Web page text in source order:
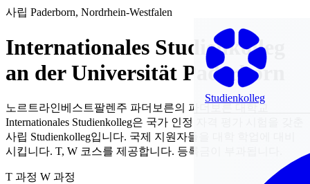
Studienkolleg
사립 Paderborn, Nordrhein-Westfalen
Internationales Studienkolleg
an der Universität Paderborn
노르트라인베스트팔렌주 파더보른의 파더보른 대학교
Internationales Studienkolleg은 국가 인정 자격 평가 시험을 갖춘
사립 Studienkolleg입니다. 국제 지원자들을 대학 학업에 대비
시킵니다. T, W 코스를 제공합니다. 등록금이 부과됩니다.
T 과정 W 과정